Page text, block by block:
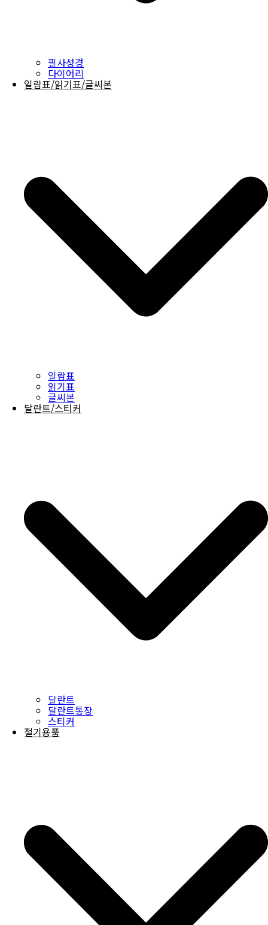
필사성경
다이어리
일람표/읽기표/글씨본
일람표
읽기표
글씨본
달란트/스티커
달란트
달란트통장
스티커
절기용품